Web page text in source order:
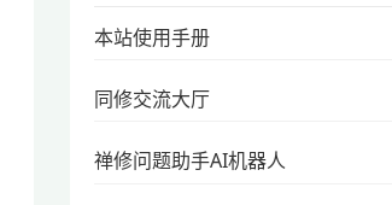
本站使用手册
同修交流大厅
禅修问题助手AI机器人